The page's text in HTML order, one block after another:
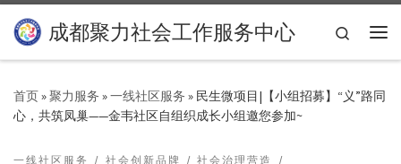
Skip to content
成都聚力社会工作服务中心
Search
首页»聚力服务 »一线社区服务 » 民生微项目|【小组招募】“义”路同
心，共筑凤巢——金韦社区自组织成长小组邀您参加~
一线社区服务 社会创新品牌
社会治理营造